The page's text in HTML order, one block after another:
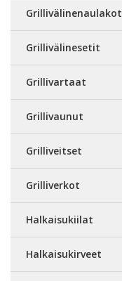
Grillivälinenaulakot
Grillivälinesetit
Grillivartaat
Grillivaunut
Grilliveitset
Grilliverkot
Halkaisukiilat
Halkaisukirveet